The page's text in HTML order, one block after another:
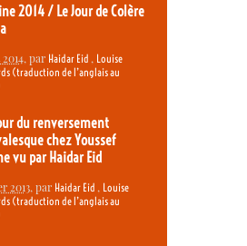
2014 / Le Jour de Colère
, par Haidar Eid , Louise
(traduction de l’anglais au
du renversement
chez Youssef
vu par Haidar Eid
2013, par Haidar Eid , Louise
(traduction de l’anglais au